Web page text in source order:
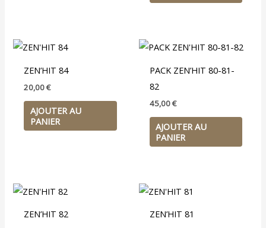
ZEN’HIT 84
20,00€
AJOUTER AU
PANIER
PACK ZEN’HIT 80-81-
82
45,00€
AJOUTER AU
PANIER
ZEN’HIT 82 ZEN’HIT 81